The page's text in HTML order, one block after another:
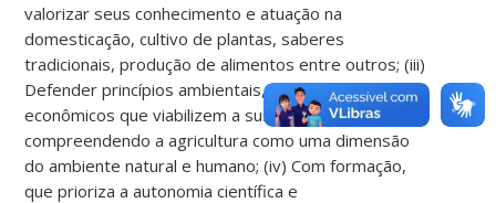
valorizar seus conhecimento e atuação na
domesticação, cultivo de plantas, saberes
tradicionais, produção de alimentos entre outros; (iii)
Defender princípios ambientais, sócio, culturais e
econômicos que viabilizem a sustentabilidade,
compreendendo a agricultura como uma dimensão
do ambiente natural e humano; (iv) Com formação,
que prioriza a autonomia científica e